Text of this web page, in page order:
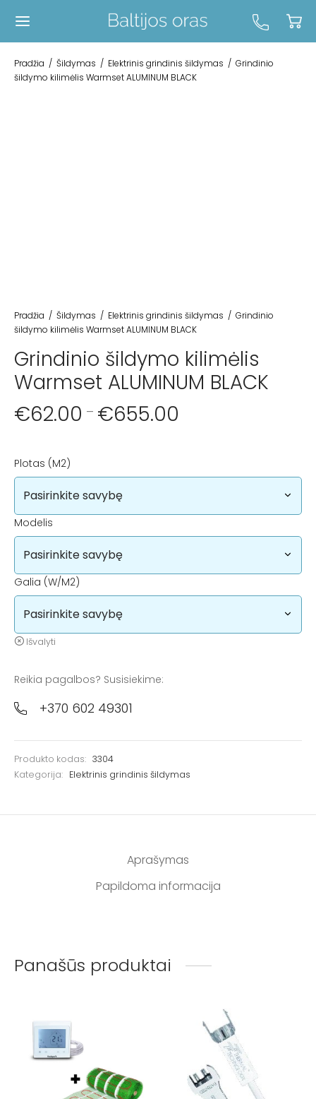
Pradžia / Šildymas / Elektrinis grindinis šildymas / Grindinio
šildymo kilimėlis Warmset ALUMINUM BLACK
Pradžia / Šildymas / Elektrinis grindinis šildymas / Grindinio
šildymo kilimėlis Warmset ALUMINUM BLACK
Grindinio šildymo kilimėlis
Warmset ALUMINUM BLACK
€62.00 – €655.00
Plotas (m2)
Modelis
Galia (W/m2)
Išvalyti
Reikia pagalbos? Susisiekime:
+370 602 49301
Produkto kodas: 3304
Kategorija: Elektrinis grindinis šildymas
Aprašymas
Papildoma informacija
Panašūs produktai